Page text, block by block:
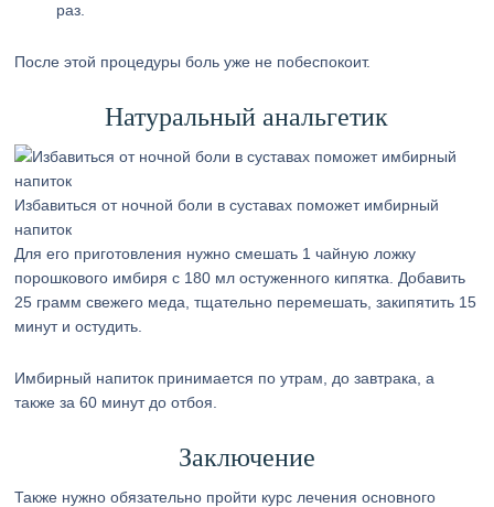
раз.
После этой процедуры боль уже не побеспокоит.
Натуральный анальгетик
Избавиться от ночной боли в суставах поможет имбирный
напиток
Для его приготовления нужно смешать 1 чайную ложку
порошкового имбиря с 180 мл остуженного кипятка. Добавить
25 грамм свежего меда, тщательно перемешать, закипятить 15
минут и остудить.
Имбирный напиток принимается по утрам, до завтрака, а
также за 60 минут до отбоя.
Заключение
Также нужно обязательно пройти курс лечения основного